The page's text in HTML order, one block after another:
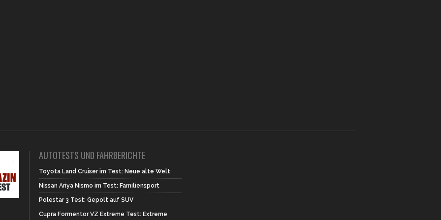
AUTOTESTS UND FAHRBERICHTE
Toyota Land Cruiser im Test: Neue alte Welt
Nissan Ariya Nismo im Test: Familiensport
Polestar 3 Test: Gepolt auf SUV
Cupra Formentor VZ Extreme Test: Extreme